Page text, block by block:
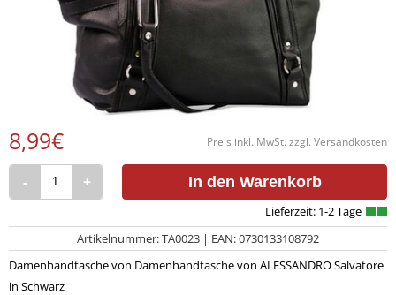
Preis inkl. MwSt. zzgl. Versandkosten
8,99€
- + In den Warenkorb
Artikelnummer: TA0023 | EAN: 0730133108792
Damenhandtasche von Damenhandtasche von ALESSANDRO Salvatore
in Schwarz